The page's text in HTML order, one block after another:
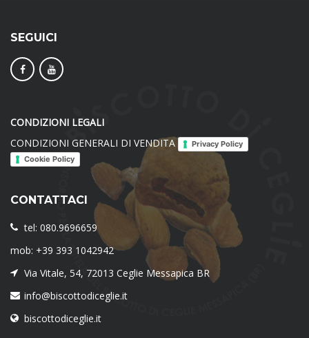
SEGUICI
CONDIZIONI LEGALI
CONDIZIONI GENERALI DI VENDITA
Privacy Policy
Cookie Policy
CONTATTACI
tel: 080.9696659
mob: +39 393 1042942
Via Vitale, 54, 72013 Ceglie Messapica BR
info@biscottodiceglie.it
biscottodiceglie.it